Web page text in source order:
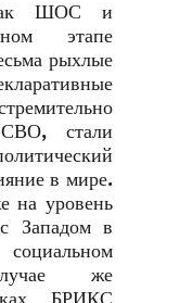
как ШОС и
этапе
рыхлые
стали
в мире.
на уровень
Западом в
же